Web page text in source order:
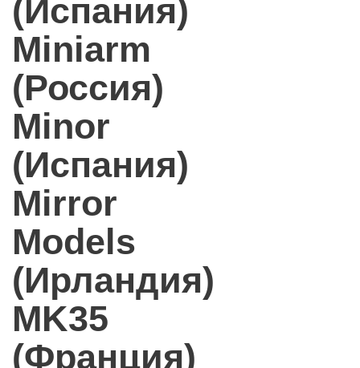
(Испания)
Miniarm
(Россия)
Minor
(Испания)
Mirror
Models
(Ирландия)
MK35
(Франция)